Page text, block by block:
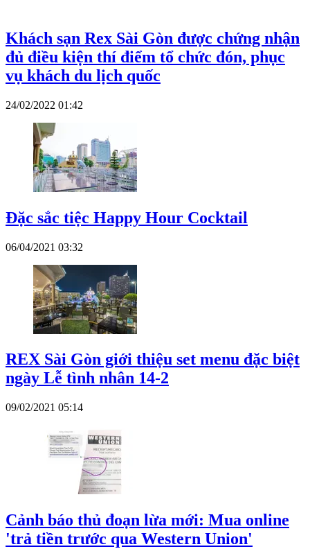
Khách sạn Rex Sài Gòn được chứng nhận
đủ điều kiện thí điểm tổ chức đón, phục
vụ khách du lịch quốc
24/02/2022 01:42
Đặc sắc tiệc Happy Hour Cocktail
06/04/2021 03:32
REX Sài Gòn giới thiệu set menu đặc biệt
ngày Lễ tình nhân 14-2
09/02/2021 05:14
Cảnh báo thủ đoạn lừa mới: Mua online
'trả tiền trước qua Western Union'